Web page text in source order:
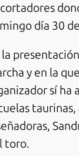
día 30
la
y en la
sí ha
toro.